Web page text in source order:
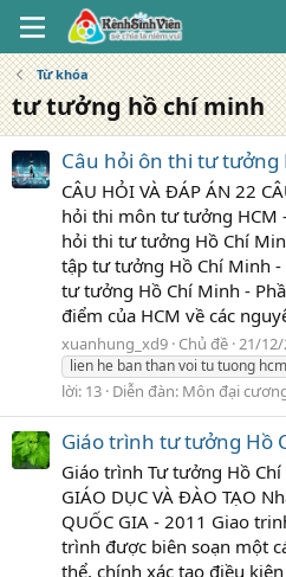
Từ khóa
tư tưởng hồ chí minh
Câu hỏi ôn thi tư tưởng
CÂU HỎI VÀ ĐÁP ÁN 22
hỏi thi môn tư tưởng HCM
hỏi thi tư tưởng Hồ Chí
tập tư tưởng Hồ Chí Minh -
tư tưởng Hồ Chí Minh -
điểm của HCM về các
xuanhung_xd9 Chủ đề 21/12/
lien he ban than voi tu tuong hcm
lời: 13 Diễn đàn: Môn đại
Giáo trình tư tưởng Hồ
Giáo trình Tư tưởng Hồ
GIÁO DỤC VÀ ĐÀO TẠO
QUỐC GIA - 2011 Giao
trình được biên soạn một
thể, chính xác tạo điều